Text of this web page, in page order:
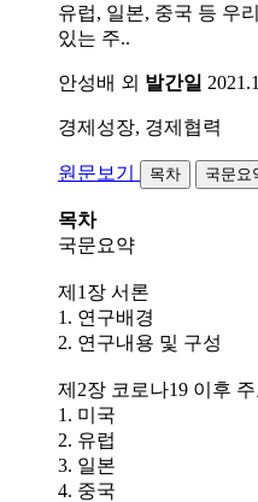
유럽, 일본, 중국 등 우
있는 주..
안성배 외 발간일
경제성장, 경제협력
원문보기 목차 국문요
목차
국문요약
제1장 서론
1. 연구배경
2. 연구내용 및 구성
제2장 코로나19 이후
1. 미국
2. 유럽
3. 일본
4. 중국